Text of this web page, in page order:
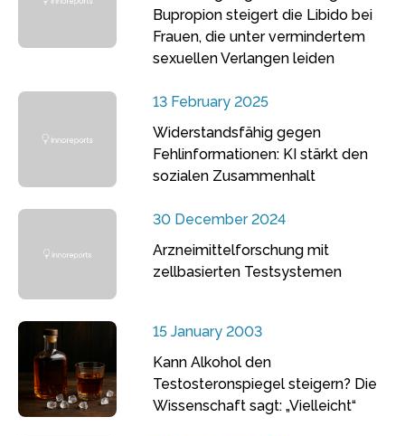
Bupropion steigert die Libido bei
Frauen, die unter vermindertem
sexuellen Verlangen leiden
13 February 2025
Widerstandsfähig gegen
Fehlinformationen: KI stärkt den
sozialen Zusammenhalt
30 December 2024
Arzneimittelforschung mit
zellbasierten Testsystemen
15 January 2003
Kann Alkohol den
Testosteronspiegel steigern? Die
Wissenschaft sagt: „Vielleicht“